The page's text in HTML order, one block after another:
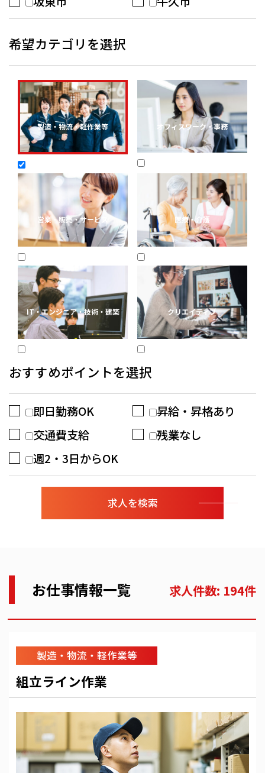
希望カテゴリを選択
製造・物流・軽作業等 オフィスワーク・事務
営業・販売・サービス 医療・介護
IT・エンジニア・技術・建築 クリエイティブ
おすすめポイントを選択
即日勤務OK
昇給・昇格あり
交通費支給
残業なし
週2・3日からOK
お仕事情報一覧 求人件数: 194件
製造・物流・軽作業等
組立ライン作業